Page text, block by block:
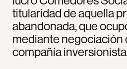
titularidad de aquella
abandonada, que
mediante negociación
compañía